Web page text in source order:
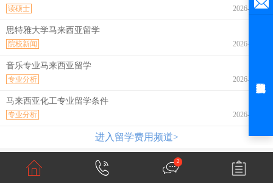
2026-08-07
读硕士
思特雅大学马来西亚留学
2026-08-07
院校新闻
音乐专业马来西亚留学
2026-08-07
专业分析
马来西亚化工专业留学条件
2026-08-07
专业分析
进入留学费用频道>
2